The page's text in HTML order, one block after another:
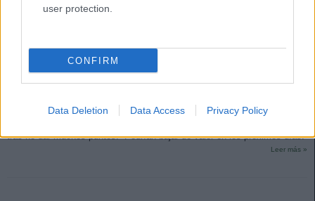
user protection.
CONFIRM
Data Deletion Data Access Privacy Policy
Cuatro perdedores de la jornada 8: ¿Momento de vender?
tras no dar muchos puntos. Podrían bajar de valor en los próximos días.
Leer más »